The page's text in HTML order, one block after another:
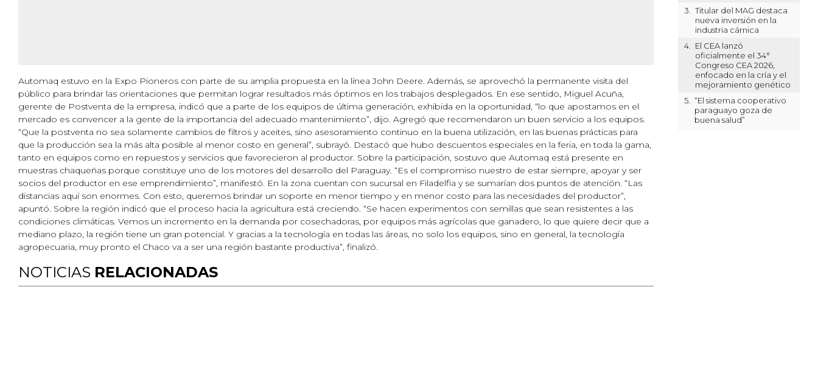
Automaq estuvo en la Expo Pioneros con parte de su amplia propuesta en la línea John Deere. Además, se aprovechó la permanente visita del
público para brindar las orientaciones que permitan lograr resultados más óptimos en los trabajos desplegados. En ese sentido, Miguel Acuña,
gerente de Postventa de la empresa, indicó que a parte de los equipos de última generación, exhibida en la oportunidad, “lo que apostamos en el
mercado es convencer a la gente de la importancia del adecuado mantenimiento”, dijo. Agregó que recomendaron un buen servicio a los equipos.
“Que la postventa no sea solamente cambios de filtros y aceites, sino asesoramiento continuo en la buena utilización, en las buenas prácticas para
que la producción sea la más alta posible al menor costo en general”, subrayó. Destacó que hubo descuentos especiales en la feria, en toda la gama,
tanto en equipos como en repuestos y servicios que favorecieron al productor. Sobre la participación, sostuvo que Automaq está presente en
muestras chaqueñas porque constituye uno de los motores del desarrollo del Paraguay. “Es el compromiso nuestro de estar siempre, apoyar y ser
socios del productor en ese emprendimiento”, manifestó. En la zona cuentan con sucursal en Filadelfia y se sumarían dos puntos de atención. “Las
distancias aquí son enormes. Con esto, queremos brindar un soporte en menor tiempo y en menor costo para las necesidades del productor”,
apuntó. Sobre la región indicó que el proceso hacia la agricultura está creciendo. “Se hacen experimentos con semillas que sean resistentes a las
condiciones climáticas. Vemos un incremento en la demanda por cosechadoras, por equipos más agrícolas que ganadero, lo que quiere decir que a
mediano plazo, la región tiene un gran potencial. Y gracias a la tecnología en todas las áreas, no solo los equipos, sino en general, la tecnología
agropecuaria, muy pronto el Chaco va a ser una región bastante productiva”, finalizó.
NOTICIAS RELACIONADAS
3.
Titular del MAG destaca
nueva inversión en la
industria cárnica
4.
El CEA lanzó
oficialmente el 34°
Congreso CEA 2026,
enfocado en la cría y el
mejoramiento genético
5.
“El sistema cooperativo
paraguayo goza de
buena salud”